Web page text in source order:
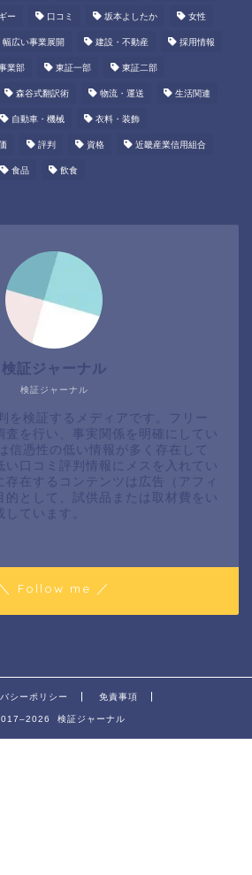
ー 口コミ 坂本よしたか 女性
幅広い事業展開 建設・不動産 採用情報
業部 東証一部 東証二部
森谷式翻訳術 物流・運送 生活関連
自動車・機械 衣料・装飾
評判 資格 近畿産業信用組合
食品 飲食
検証ジャーナル
検証ジャーナル
を検証するメディアです。フリー
査を行い、事実関係を明確にしてい
信憑性の低い情報が多く存在して
い口コミ評判情報にメスを入れてい
存在するコンテンツは広告（アフィ
的として、試供品または取材費をい
ています。
＼ Follow me ／
シーポリシー 免責事項
検証ジャーナル